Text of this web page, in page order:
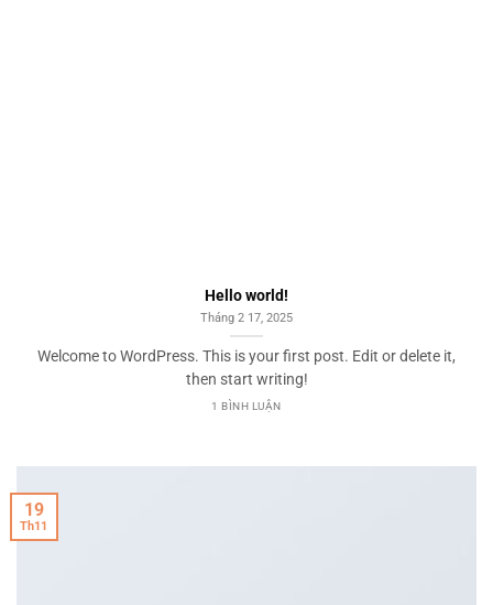
Hello world!
Tháng 2 17, 2025
Welcome to WordPress. This is your first post. Edit or delete it,
then start writing!
1 BÌNH LUẬN
19
Th11